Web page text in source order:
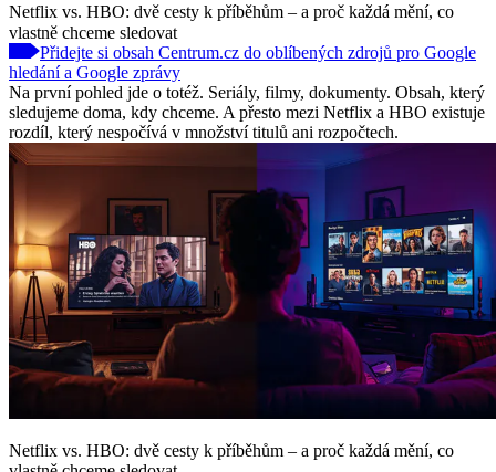
Netflix vs. HBO: dvě cesty k příběhům – a proč každá mění, co
vlastně chceme sledovat
Přidejte si obsah Centrum.cz do oblíbených zdrojů pro Google
hledání a Google zprávy
Na první pohled jde o totéž. Seriály, filmy, dokumenty. Obsah, který
sledujeme doma, kdy chceme. A přesto mezi Netflix a HBO existuje
rozdíl, který nespočívá v množství titulů ani rozpočtech.
Netflix vs. HBO: dvě cesty k příběhům – a proč každá mění, co